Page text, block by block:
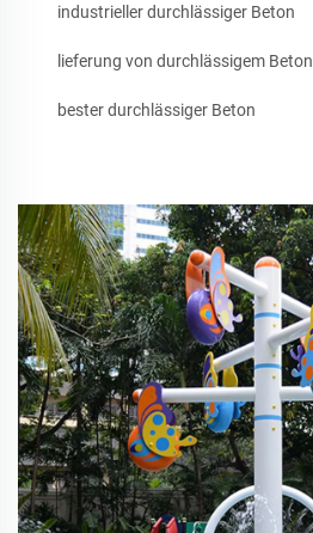
industrieller durchlässiger Beton
lieferung von durchlässigem Beton
bester durchlässiger Beton